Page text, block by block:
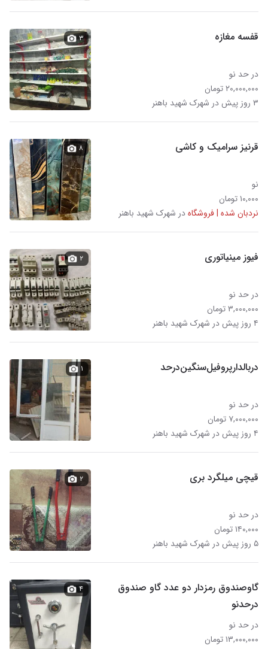
قفسه مغازه
در حد نو
۲۰,۰۰۰,۰۰۰ تومان
۳ روز پیش در شهرک شهید باهنر
۳
قرنیز سرامیک و کاشی
نو
۱۰,۰۰۰ تومان
نردبان شده | فروشگاهدر شهرک شهید باهنر
۸
فیوز مینیاتوری
در حد نو
۳,۰۰۰,۰۰۰ تومان
۴ روز پیش در شهرک شهید باهنر
۲
دربالدار‌پروفیل‌سنگین‌در‌حد
در حد نو
۷,۰۰۰,۰۰۰ تومان
۴ روز پیش در شهرک شهید باهنر
۱
قیچی میلگرد بری
در حد نو
۱۴۰,۰۰۰ تومان
۵ روز پیش در شهرک شهید باهنر
۲
گاوصندوق رمزدار دو عدد گاو صندوق
درحدنو
در حد نو
۱۳,۰۰۰,۰۰۰ تومان
۴